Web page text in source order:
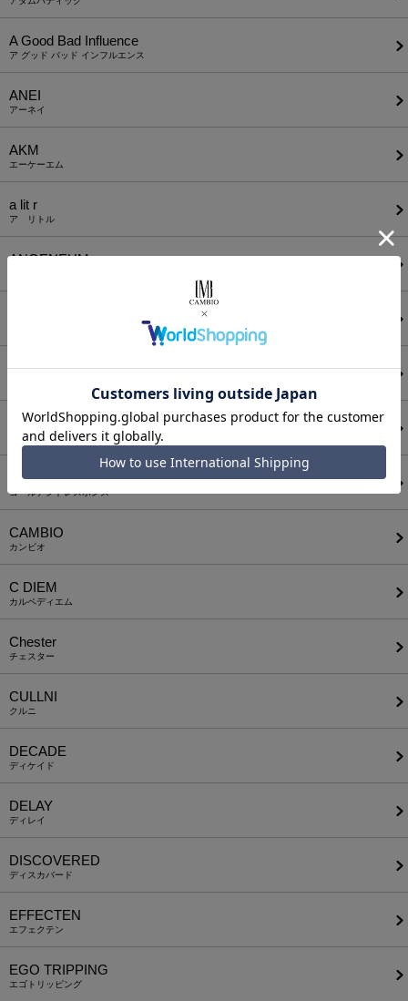
A Good Bad Influence
ア グッド バッド インフルエンス
ANEI
アーネイ
AKM
エーケーエム
a lit r
ア リトル
ANGENEHM
AUI NITE
BODYSONG.
ボディソング
CALL&RESPONSE
コールアンドレスポンス
CAMBIO
カンビオ
C DIEM
カルペディエム
Chester
チェスター
CULLNI
クルニ
DECADE
ディケイド
DELAY
ディレイ
DISCOVERED
ディスカバード
EFFECTEN
エフェクテン
EGO TRIPPING
エゴトリッピング